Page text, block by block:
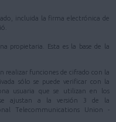
incluida la firma electrónica de
propietaria. Esta es la base de la
realizar funciones de cifrado con la
sólo se puede verificar con la
usuaria que se utilizan en los
se ajustan a la versión 3 de la
Telecommunications Union -